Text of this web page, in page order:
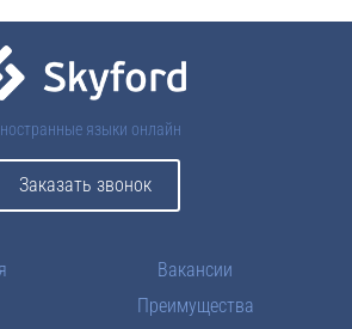
языки онлайн
Заказать звонок
Вакансии
Преимущества